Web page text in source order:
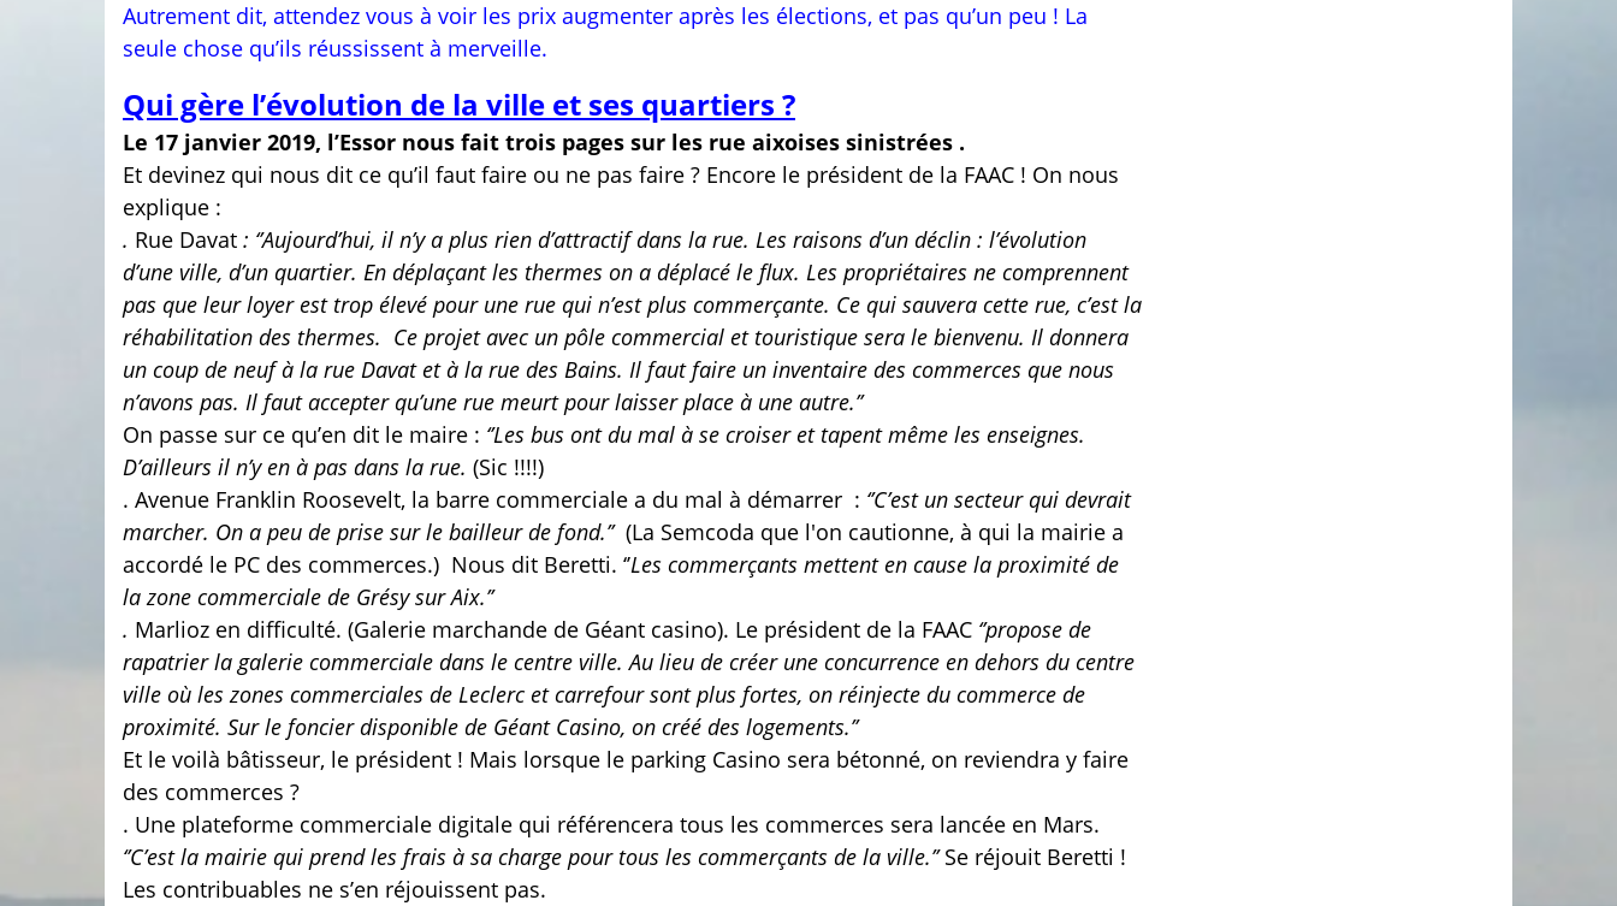
Autrement dit, attendez vous à voir les prix augmenter après les élections, et pas qu’un peu ! La
seule chose qu’ils réussissent à merveille.
Qui gère l’évolution de la ville et ses quartiers ?
Le 17 janvier 2019, l’Essor nous fait trois pages sur les rue aixoises sinistrées .
Et devinez qui nous dit ce qu’il faut faire ou ne pas faire ? Encore le président de la FAAC ! On nous
explique :
. Rue Davat : ‘’Aujourd’hui, il n’y a plus rien d’attractif dans la rue. Les raisons d’un déclin : l’évolution
d’une ville, d’un quartier. En déplaçant les thermes on a déplacé le flux. Les propriétaires ne comprennent
pas que leur loyer est trop élevé pour une rue qui n’est plus commerçante. Ce qui sauvera cette rue, c’est la
réhabilitation des thermes. Ce projet avec un pôle commercial et touristique sera le bienvenu. Il donnera
un coup de neuf à la rue Davat et à la rue des Bains. Il faut faire un inventaire des commerces que nous
n’avons pas. Il faut accepter qu’une rue meurt pour laisser place à une autre.’’
On passe sur ce qu’en dit le maire : ‘’Les bus ont du mal à se croiser et tapent même les enseignes.
D’ailleurs il n’y en à pas dans la rue. (Sic !!!!)
. Avenue Franklin Roosevelt, la barre commerciale a du mal à démarrer : ‘’C’est un secteur qui devrait
marcher. On a peu de prise sur le bailleur de fond.’’ (La Semcoda que l'on cautionne, à qui la mairie a
accordé le PC des commerces.) Nous dit Beretti. ‘’Les commerçants mettent en cause la proximité de
la zone commerciale de Grésy sur Aix.’’
. Marlioz en difficulté. (Galerie marchande de Géant casino). Le président de la FAAC ‘’propose de
rapatrier la galerie commerciale dans le centre ville. Au lieu de créer une concurrence en dehors du centre
ville où les zones commerciales de Leclerc et carrefour sont plus fortes, on réinjecte du commerce de
proximité. Sur le foncier disponible de Géant Casino, on créé des logements.’’
Et le voilà bâtisseur, le président ! Mais lorsque le parking Casino sera bétonné, on reviendra y faire
des commerces ?
. Une plateforme commerciale digitale qui référencera tous les commerces sera lancée en Mars.
‘’C’est la mairie qui prend les frais à sa charge pour tous les commerçants de la ville.’’Se réjouit Beretti !
Les contribuables ne s’en réjouissent pas.